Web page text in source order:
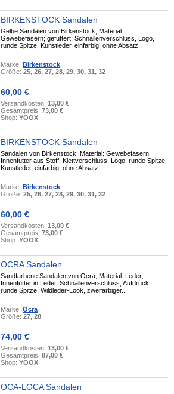
BIRKENSTOCK Sandalen
Gelbe Sandalen von Birkenstock; Material:
Gewebefasern; gefüttert, Schnallenverschluss, Logo,
runde Spitze, Kunstleder, einfarbig, ohne Absatz.
Marke:Birkenstock
Größe:25, 26, 27, 28, 29, 30, 31, 32
60,00 €
Versandkosten:13,00 €
Gesamtpreis:73,00 €
Shop:YOOX
BIRKENSTOCK Sandalen
Sandalen von Birkenstock; Material: Gewebefasern;
Innenfutter aus Stoff, Klettverschluss, Logo, runde Spitze,
Kunstleder, einfarbig, ohne Absatz.
Marke:Birkenstock
Größe:25, 26, 27, 28, 29, 30, 31, 32
60,00 €
Versandkosten:13,00 €
Gesamtpreis:73,00 €
Shop:YOOX
OCRA Sandalen
Sandfarbene Sandalen von Ocra; Material: Leder;
Innenfutter in Leder, Schnallenverschluss, Aufdruck,
runde Spitze, Wildleder-Look, zweifarbiger...
Marke:Ocra
Größe:27, 28
74,00 €
Versandkosten:13,00 €
Gesamtpreis:87,00 €
Shop:YOOX
OCA-LOCA Sandalen